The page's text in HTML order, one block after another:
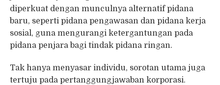
diperkuat dengan munculnya alternatif pidana
baru, seperti pidana pengawasan dan pidana kerja
sosial, guna mengurangi ketergantungan pada
pidana penjara bagi tindak pidana ringan.
Tak hanya menyasar individu, sorotan utama juga
tertuju pada pertanggungjawaban korporasi.